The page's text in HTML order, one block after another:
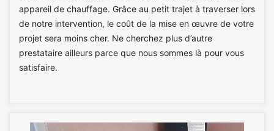
appareil de chauffage. Grâce au petit trajet à traverser lors
de notre intervention, le coût de la mise en œuvre de votre
projet sera moins cher. Ne cherchez plus d’autre
prestataire ailleurs parce que nous sommes là pour vous
satisfaire.